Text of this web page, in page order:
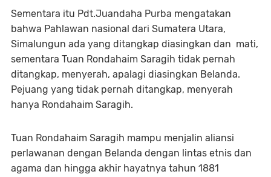
Sementara itu Pdt.Juandaha Purba mengatakan
bahwa Pahlawan nasional dari Sumatera Utara,
Simalungun ada yang ditangkap diasingkan dan mati,
sementara Tuan Rondahaim Saragih tidak pernah
ditangkap, menyerah, apalagi diasingkan Belanda.
Pejuang yang tidak pernah ditangkap, menyerah
hanya Rondahaim Saragih.
Tuan Rondahaim Saragih mampu menjalin aliansi
perlawanan dengan Belanda dengan lintas etnis dan
agama dan hingga akhir hayatnya tahun 1881